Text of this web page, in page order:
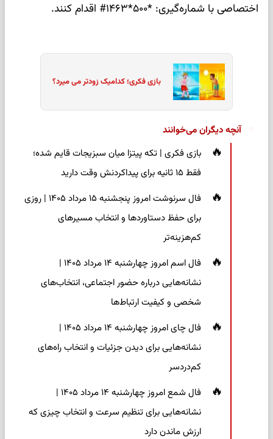
اختصاصی با شماره‌گیری: *۵۰۰*۱۴۶۳# اقدام کنند.
بازی فکری؛ کدامیک زودتر می میرد؟
آنچه دیگران می‌خوانند
بازی فکری | تکه پیتزا میان سبزیجات قایم شده؛
فقط ۱۵ ثانیه برای پیداکردنش وقت دارید
فال سرنوشت امروز پنجشنبه ۱۵ مرداد ۱۴۰۵ | روزی
برای حفظ دستاوردها و انتخاب مسیرهای
کم‌هزینه‌تر
فال اسم امروز چهارشنبه ۱۴ مرداد ۱۴۰۵ |
نشانه‌هایی درباره حضور اجتماعی، انتخاب‌های
شخصی و کیفیت ارتباط‌ها
فال چای امروز چهارشنبه ۱۴ مرداد ۱۴۰۵ |
نشانه‌هایی برای دیدن جزئیات و انتخاب راه‌های
کم‌دردسر
فال شمع امروز چهارشنبه ۱۴ مرداد ۱۴۰۵ |
نشانه‌هایی برای تنظیم سرعت و انتخاب چیزی که
ارزش ماندن دارد